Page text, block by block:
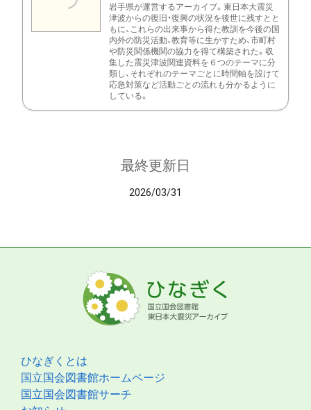
岩手県が運営するアーカイブ。東日本大震災
津波からの復旧・復興の状況を後世に残すとと
もに、これらの出来事から得た教訓を今後の国
内外の防災活動、教育等に生かすため、市町村
や防災関係機関の協力を得て構築された。収
集した震災津波関連資料を６つのテーマに分
類し、それぞれのテーマごとに時間軸を設けて
応急対策など活動ごとの流れも分かるように
している。
最終更新日
2026/03/31
ひなぎくとは
国立国会図書館ホームページ
国立国会図書館サーチ